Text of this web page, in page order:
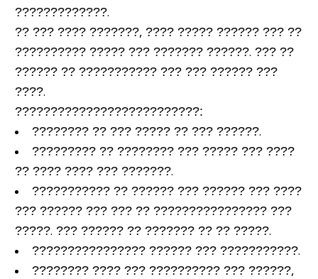
?????????????.
?? ??? ???? ???????, ???? ????? ?????? ??? ??
?????????? ????? ??? ??????? ??????. ??? ??
?????? ?? ??????????? ??? ??? ?????? ???
????.
??????????????????????????:
???????? ?? ??? ????? ?? ??? ??????.
????????? ?? ???????? ??? ????? ??? ????
?? ???? ???? ??? ???????.
??????????? ?? ?????? ??? ?????? ??? ????
??? ?????? ??? ??? ?? ???????????????? ???
?????. ??? ?????? ?? ??????? ?? ?? ?????.
???????????????? ?????? ??? ???????????.
???????? ???? ??? ?????????? ??? ??????,